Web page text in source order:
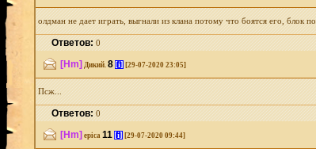
олдман не дает играть, выгнали из клана потому что боятся его, блок
Ответов:0
[Hm] Дикий. 8 [i] [29-07-2020 23:05]
Псж...
Ответов:0
[Hm] epica 11 [i] [29-07-2020 09:44]